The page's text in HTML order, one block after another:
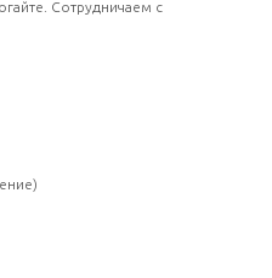
Сотрудничаем с